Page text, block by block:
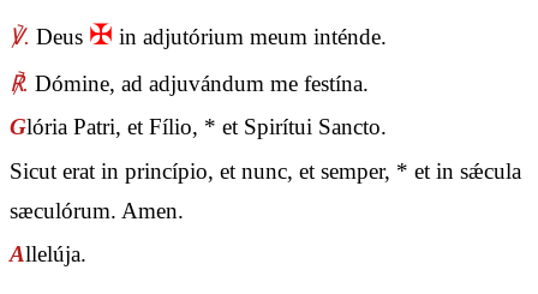
℣. Deus ✠ in adjutórium meum inténde.
℟. Dómine, ad adjuvándum me festína.
Glória Patri, et Fílio, * et Spirítui Sancto.
Sicut erat in princípio, et nunc, et semper, * et in sǽcula
sæculórum. Amen.
Allelúja.